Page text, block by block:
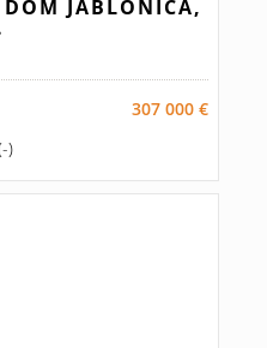
JABLONICA,
307 000 €
)